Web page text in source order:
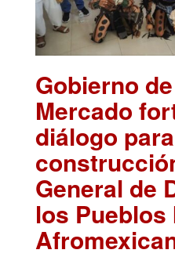
Gobierno
Mercado
diálogo
General de
los